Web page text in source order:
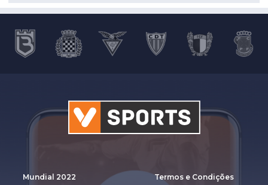
Mundial 2022 Termos e Condições